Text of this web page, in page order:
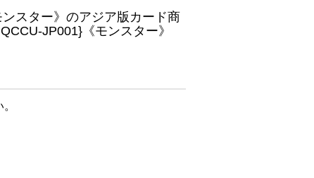
スター》のアジア版カード商
JP001}《モンスター》